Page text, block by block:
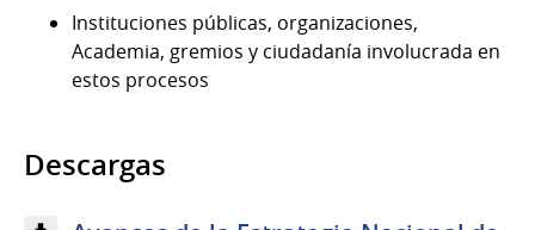
Instituciones públicas, organizaciones,
Academia, gremios y ciudadanía involucrada en
estos procesos
Descargas